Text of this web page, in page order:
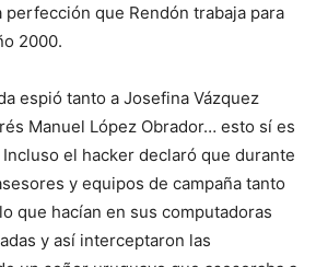
perfección que Rendón trabaja para
2000.
espió tanto a Josefina Vázquez
Manuel López Obrador… esto sí es
el hacker declaró que durante
y equipos de campaña tanto
que hacían en sus computadoras
y así interceptaron las